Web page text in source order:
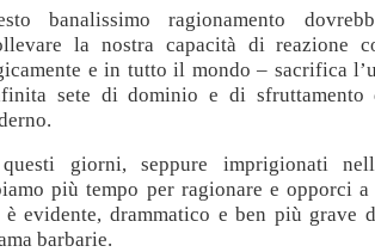
banalissimo ragionamento
la nostra capacità di reazione
e in tutto il mondo – sacrifica
sete di dominio e di sfruttamento
giorni, seppure imprigionati
più tempo per ragionare e opporci
è evidente, drammatico e ben più grave
barbarie.